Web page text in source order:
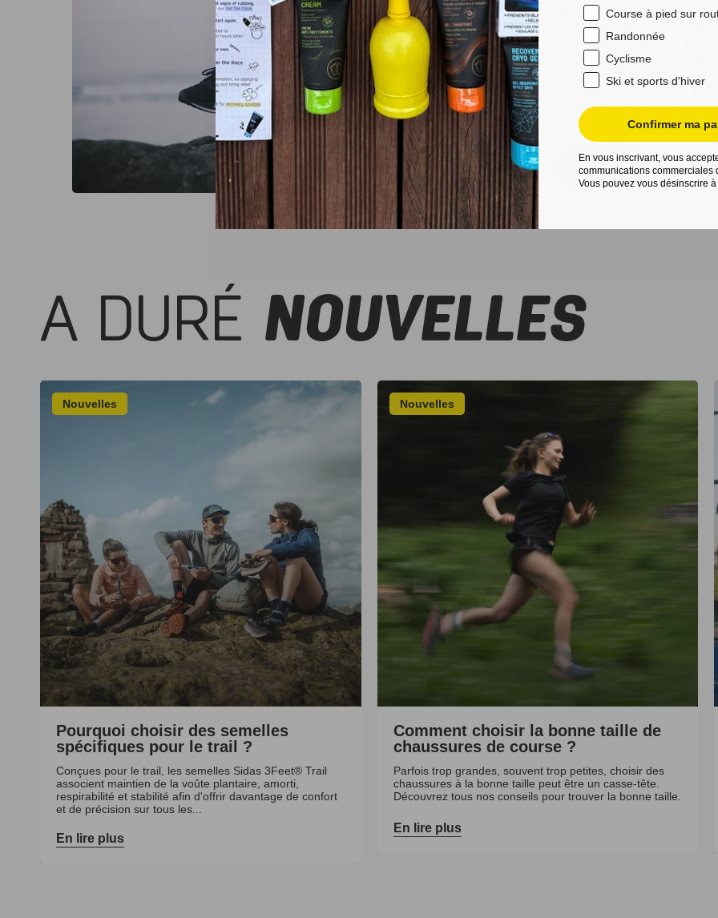
Découvrez les chaussettes
confort exceptionnel lors
techniques, ils assurent
pieds au sec même lors
ergonomique et leurs
les ampoules, ce qui en
Choisissez Sidas pour vos
performances améliorées et
Découvrez
A DURÉ NOUVELLES
Nouvelles
Pourquoi choisir des semelles
spécifiques pour le trail ?
Conçues pour le trail, les semelles Sidas 3Feet® Trail
associent maintien de la voûte plantaire, amorti,
respirabilité et stabilité afin d'offrir davantage de confort
et de précision sur tous les...
En lire plus
Nouvelles
Comment choisir la bonne taille de
chaussures de course ?
Parfois trop grandes, souvent trop petites, choisir des
chaussures à la bonne taille peut être un casse-tête.
Découvrez tous nos conseils pour trouver la bonne taille.
En lire plus
Course à pied sur
Randonnée
Cyclisme
Ski et sports d'hiver
Confirmer ma
En vous inscrivant, vous
communications commerciales
Vous pouvez vous désinscrire